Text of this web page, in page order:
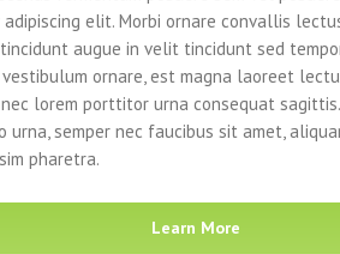
elit. Morbi ornare convallis
augue in velit tincidunt sed
ornare, est magna laoreet
lorem porttitor urna consequat
semper nec faucibus sit amet,
pharetra.
Learn More